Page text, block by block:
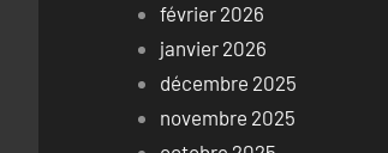
février 2026
janvier 2026
décembre 2025
novembre 2025